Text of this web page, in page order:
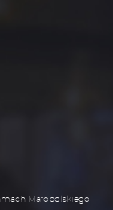
adresem email:
będzie się
do
dane
przetwarzane
sprawy, której
z
Administrator
dla sprawy,
nagrywane – w
jest
Małopolskiego